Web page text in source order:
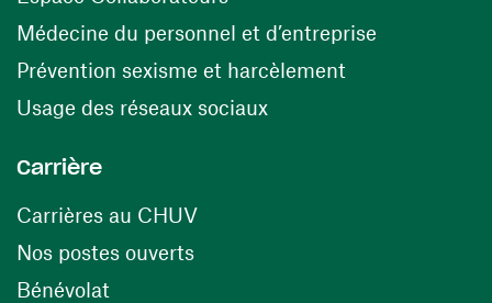
Médecine du personnel et d’entreprise
Prévention sexisme et harcèlement
Usage des réseaux sociaux(ouvre une nouvelle
Carrière
Carrières au CHUV(ouvre une nouvelle fenêtre)
Nos postes ouverts(ouvre une nouvelle fenêtre)
Bénévolat